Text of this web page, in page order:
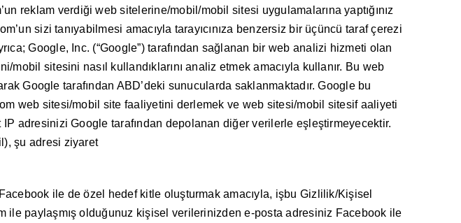
reklam verdiği web sitelerine/mobil/mobil sitesi uygulamalarına yaptığınız
sizi tanıyabilmesi amacıyla tarayıcınıza benzersiz bir üçüncü taraf çerezi
Google, Inc. (“Google”) tarafından sağlanan bir web analizi hizmeti olan
sitesini nasıl kullandıklarını analiz etmek amacıyla kullanır. Bu web
Google tarafından ABD’deki sunucularda saklanmaktadır. Google bu
web sitesi/mobil site faaliyetini derlemek ve web sitesi/mobil sitesif aaliyeti
adresinizi Google tarafından depolanan diğer verilerle eşleştirmeyecektir.
şu adresi ziyaret
ile de özel hedef kitle oluşturmak amacıyla, işbu Gizlilik/Kişisel
ile paylaşmış olduğunuz kişisel verilerinizden e-posta adresiniz Facebook ile